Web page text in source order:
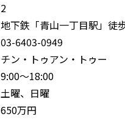
2
地下鉄「青山一丁目駅」徒
03-6403-0949
チン・トゥアン・トゥー
9:00～18:00
土曜、日曜
650万円